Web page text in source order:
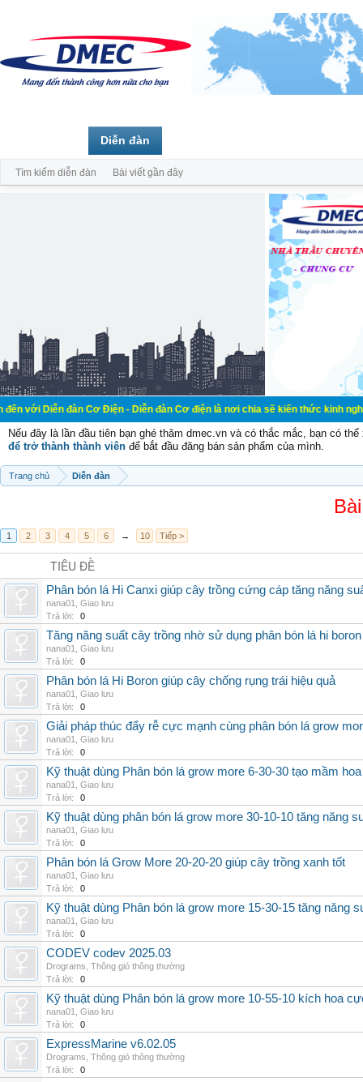
đàn Cơ Điện - Diễn đàn Cơ điện là nơi chia sẽ kiến thức kinh nghiệm
Nếu đây là lần đầu tiên bạn ghé thăm dmec.vn và có thắc mắc, bạn có
để trở thành thành viên để bắt đầu đăng bán sản phẩm của mình.
Trang chủ Diễn đàn
1 2 3 4 5 6 → 10 Tiếp >
TIÊU ĐỀ
Phân bón lá Hi Canxi giúp cây trồng cứng cáp tăng năng
nana01
Giao lưu
Trả lời:
0
Tăng năng suất cây trồng nhờ sử dụng phân bón lá hi
nana01
Giao lưu
Trả lời:
0
Phân bón lá Hi Boron giúp cây chống rụng trái hiệu quả
nana01
Giao lưu
Trả lời:
0
Giải pháp thúc đẩy rễ cực mạnh cùng phân bón lá grow
nana01
Giao lưu
Trả lời:
0
Kỹ thuật dùng Phân bón lá grow more 6-30-30 tạo mầm hoa
nana01
Giao lưu
Trả lời:
0
Kỹ thuật dùng phân bón lá grow more 30-10-10 tăng năng
nana01
Giao lưu
Trả lời:
0
Phân bón lá Grow More 20-20-20 giúp cây trồng xanh tốt
nana01
Giao lưu
Trả lời:
0
Kỹ thuật dùng Phân bón lá grow more 15-30-15 tăng năng
nana01
Giao lưu
Trả lời:
0
CODEV codev 2025.03
Drograms Thông gió thông thường
Trả lời:
0
Kỹ thuật dùng Phân bón lá grow more 10-55-10 kích hoa
nana01
Giao lưu
Trả lời:
0
ExpressMarine v6.02.05
Drograms Thông gió thông thường
Trả lời:
0
Diễn đàn
Tìm kiếm diễn đàn Bài viết gần đây